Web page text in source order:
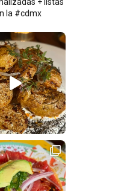
+ listas
la #cdmx